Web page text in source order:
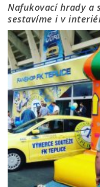
Nafukovací hrady a
sestavíme i v